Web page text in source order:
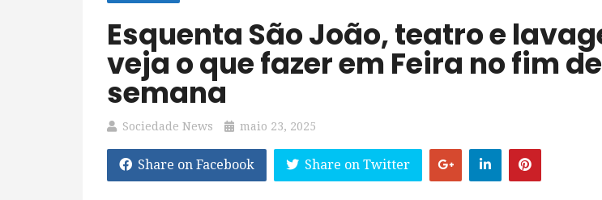
Esquenta São João, teatro e lavagem:
veja o que fazer em Feira no fim de
semana
Sociedade News maio 23, 2025
Share on Facebook Share on Twitter